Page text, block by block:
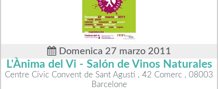
Domenica 27 marzo 2011
L'Ànima del Vi - Salón de Vinos Naturales
Centre Cívic Convent de Sant Agustí , 42 Comerc , 08003
Barcelone